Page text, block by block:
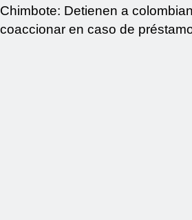
Chimbote: Detienen a
coaccionar en caso de